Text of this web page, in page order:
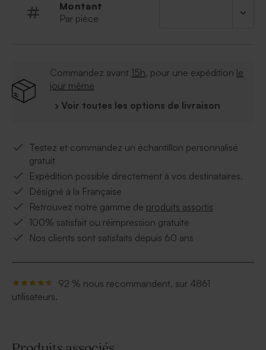
votre nourrisson et votre texte faire part naissance.
La naissance d'un enfant est un moment unique,
Montant
Par pièce
Commandez avant 15h, pour une expédition le
jour même
› Voir toutes les options de livraison
Testez et commandez un échantillon personnalisé
gratuit
Expédition possible directement à vos destinataires.
Désigné à la Française
Retrouvez notre gamme de produits assortis
100% satisfait ou réimpression gratuite
Nos clients sont satisfaits depuis 60 ans
92 % nous recommandent, sur 4861
utilisateurs.